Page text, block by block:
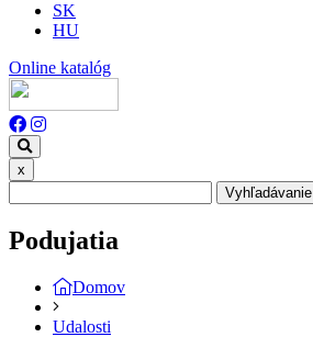
SK
HU
Online katalóg
x
Vyhľadávanie
Podujatia
Domov
Udalosti